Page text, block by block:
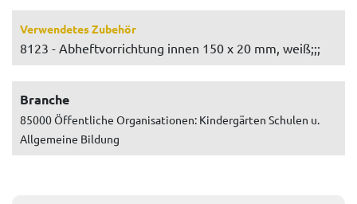
Verwendetes Zubehör
8123 - Abheftvorrichtung innen 150 x 20 mm, weiß;;;
Branche
85000 Öffentliche Organisationen: Kindergärten Schulen u.
Allgemeine Bildung